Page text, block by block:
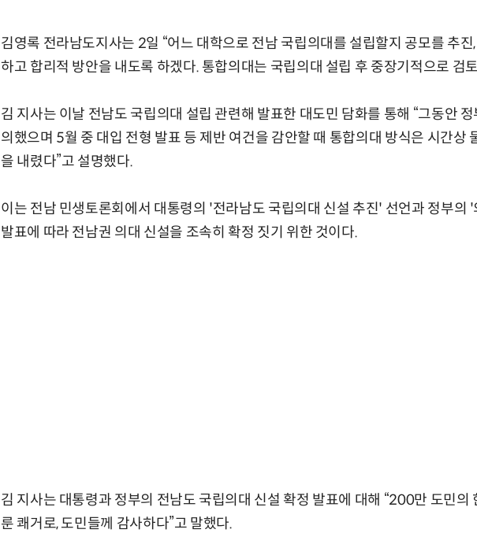
김영록 전라남도지사는 2일 “어느 대학으로 전남 국립의대를 설립할지 공모를 추
하고 합리적 방안을 내도록 하겠다. 통합의대는 국립의대 설립 후 중장기적으로 검
김 지사는 이날 전남도 국립의대 설립 관련해 발표한 대도민 담화를 통해 “그동안
의했으며 5월 중 대입 전형 발표 등 제반 여건을 감안할 때 통합의대 방식은 시간상
을 내렸다”고 설명했다.
이는 전남 민생토론회에서 대통령의 '전라남도 국립의대 신설 추진' 선언과 정부의
발표에 따라 전남권 의대 신설을 조속히 확정 짓기 위한 것이다.
김 지사는 대통령과 정부의 전남도 국립의대 신설 확정 발표에 대해 “200만 도민의
룬 쾌거로, 도민들께 감사하다”고 말했다.